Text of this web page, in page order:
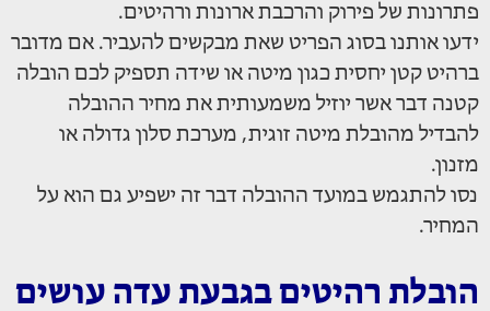
פתרונות של פירוק והרכבת ארונות ורהיטים.
ידעו אותנו בסוג הפריט שאת מבקשים להעביר. אם מדובר
ברהיט קטן יחסית כגון מיטה או שידה תספיק לכם הובלה
קטנה דבר אשר יוזיל משמעותית את מחיר ההובלה
להבדיל מהובלת מיטה זוגית, מערכת סלון גדולה או
מזנון.
נסו להתגמש במועד ההובלה דבר זה ישפיע גם הוא על
המחיר.
הובלת רהיטים בגבעת עדה עושים